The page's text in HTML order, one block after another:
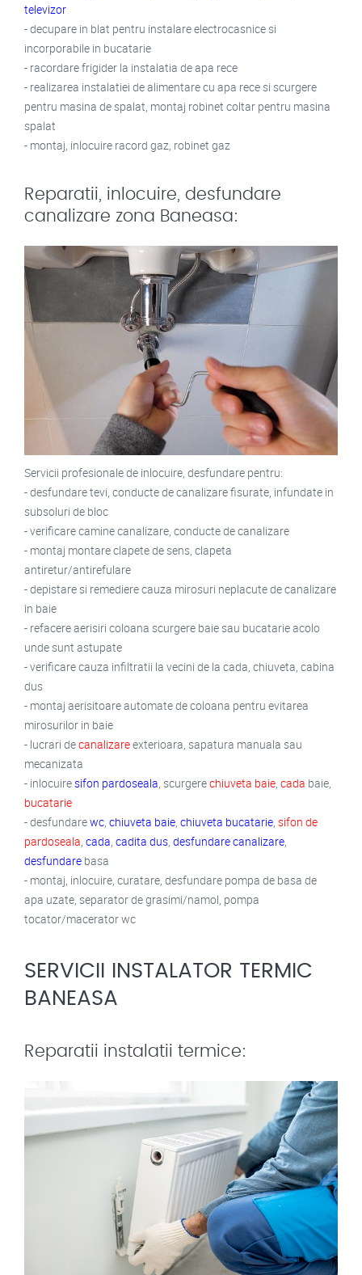
televizor
- decupare in blat pentru instalare electrocasnice si
incorporabile in bucatarie
- racordare frigider la instalatia de apa rece
- realizarea instalatiei de alimentare cu apa rece si scurgere
pentru masina de spalat, montaj robinet coltar pentru masina
spalat
- montaj, inlocuire racord gaz, robinet gaz
Reparatii, inlocuire, desfundare
canalizare zona Baneasa:
Servicii profesionale de inlocuire, desfundare pentru:
- desfundare tevi, conducte de canalizare fisurate, infundate in
subsoluri de bloc
- verificare camine canalizare, conducte de canalizare
- montaj montare clapete de sens, clapeta
antiretur/antirefulare
- depistare si remediere cauza mirosuri neplacute de canalizare
in baie
- refacere aerisiri coloana scurgere baie sau bucatarie acolo
unde sunt astupate
- verificare cauza infiltratii la vecini de la cada, chiuveta, cabina
dus
- montaj aerisitoare automate de coloana pentru evitarea
mirosurilor in baie
- lucrari decanalizareexterioara, sapatura manuala sau
mecanizata
- inlocuiresifon pardoseala , scurgerechiuveta baie cada baie,
bucatarie
- desfundarewc chiuveta baie chiuveta bucatarie sifon de
pardoseala cada cadita dus desfundare canalizare
desfundare basa
- montaj, inlocuire, curatare, desfundare pompa de basa de
apa uzate, separator de grasimi/namol, pompa
tocator/macerator wc
SERVICII INSTALATOR TERMIC
BANEASA
Reparatii instalatii termice: